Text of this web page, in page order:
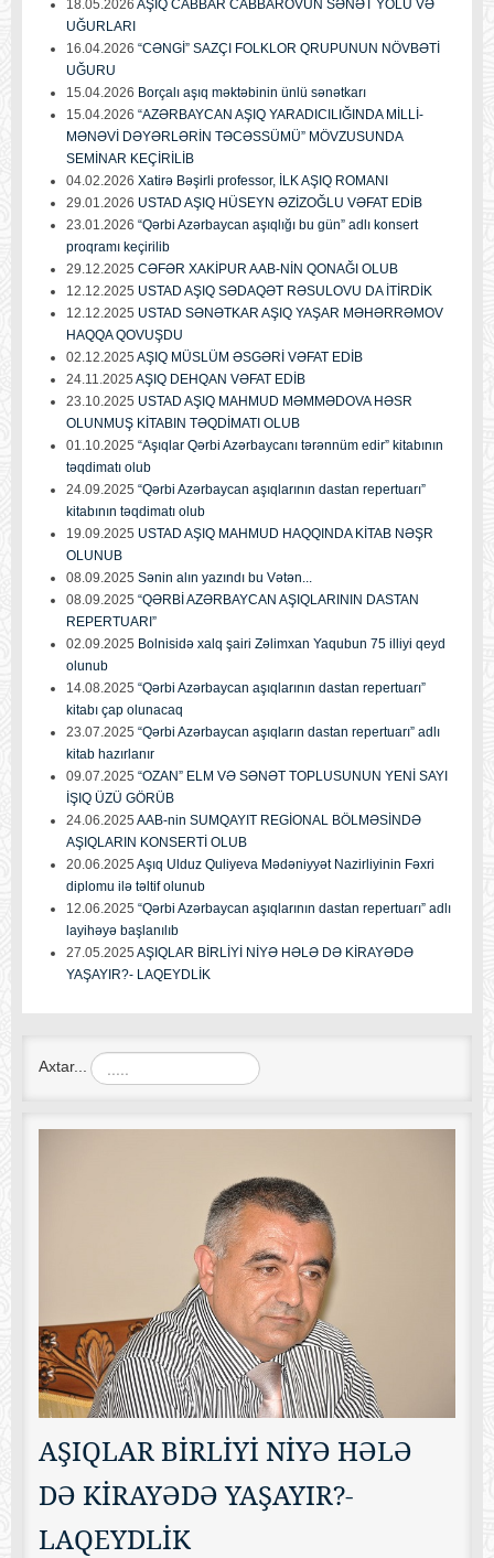
18.05.2026 AŞIQ CABBAR CABBAROVUN SƏNƏT YOLU VƏ
UĞURLARI
16.04.2026 “CƏNGİ” SAZÇI FOLKLOR QRUPUNUN NÖVBƏTİ
UĞURU
15.04.2026 Borçalı aşıq məktəbinin ünlü sənətkarı
15.04.2026 “AZƏRBAYCAN AŞIQ YARADICILIĞINDA MİLLİ-
MƏNƏVİ DƏYƏRLƏRİN TƏCƏSSÜMÜ” MÖVZUSUNDA
SEMİNAR KEÇİRİLİB
04.02.2026 Xatirə Bəşirli professor, İLK AŞIQ ROMANI
29.01.2026 USTAD AŞIQ HÜSEYN ƏZİZOĞLU VƏFAT EDİB
23.01.2026 “Qərbi Azərbaycan aşıqlığı bu gün” adlı konsert
proqramı keçirilib
29.12.2025 CƏFƏR XAKİPUR AAB-NİN QONAĞI OLUB
12.12.2025 USTAD AŞIQ SƏDAQƏT RƏSULOVU DA İTİRDİK
12.12.2025 USTAD SƏNƏTKAR AŞIQ YAŞAR MƏHƏRRƏMOV
HAQQA QOVUŞDU
02.12.2025 AŞIQ MÜSLÜM ƏSGƏRİ VƏFAT EDİB
24.11.2025 AŞIQ DEHQAN VƏFAT EDİB
23.10.2025 USTAD AŞIQ MAHMUD MƏMMƏDOVA HƏSR
OLUNMUŞ KİTABIN TƏQDİMATI OLUB
01.10.2025 “Aşıqlar Qərbi Azərbaycanı tərənnüm edir” kitabının
təqdimatı olub
24.09.2025 “Qərbi Azərbaycan aşıqlarının dastan repertuarı”
kitabının təqdimatı olub
19.09.2025 USTAD AŞIQ MAHMUD HAQQINDA KİTAB NƏŞR
OLUNUB
08.09.2025 Sənin alın yazındı bu Vətən...
08.09.2025 “QƏRBİ AZƏRBAYCAN AŞIQLARININ DASTAN
REPERTUARI”
02.09.2025 Bolnisidə xalq şairi Zəlimxan Yaqubun 75 illiyi qeyd
olunub
14.08.2025 “Qərbi Azərbaycan aşıqlarının dastan repertuarı”
kitabı çap olunacaq
23.07.2025 “Qərbi Azərbaycan aşıqların dastan repertuarı” adlı
kitab hazırlanır
09.07.2025 “OZAN” ELM VƏ SƏNƏT TOPLUSUNUN YENİ SAYI
İŞIQ ÜZÜ GÖRÜB
24.06.2025 AAB-nin SUMQAYIT REGİONAL BÖLMƏSİNDƏ
AŞIQLARIN KONSERTİ OLUB
20.06.2025 Aşıq Ulduz Quliyeva Mədəniyyət Nazirliyinin Fəxri
diplomu ilə təltif olunub
12.06.2025 “Qərbi Azərbaycan aşıqlarının dastan repertuarı” adlı
layihəyə başlanılıb
27.05.2025 AŞIQLAR BİRLİYİ NİYƏ HƏLƏ DƏ KİRAYƏDƏ
YAŞAYIR?- LAQEYDLİK
Axtar...
AŞIQLAR BİRLİYİ NİYƏ HƏLƏ
DƏ KİRAYƏDƏ YAŞAYIR?-
LAQEYDLİK